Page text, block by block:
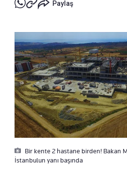
Paylaş
Bir kente 2 hastane birden! Bakan
İstanbulun yanı başında